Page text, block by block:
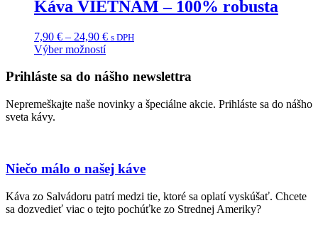
Káva VIETNAM – 100% robusta
7,90 € – 24,90 €Price
through
s DPH
Výber možností
produkt
viacero
variantov.
Možnosti
vybrať
na
produktu.
Prihláste sa do nášho newslettra
Nepremeškajte naše novinky a špeciálne akcie. Prihláste sa do nášho
sveta kávy.
Niečo málo o našej káve
Káva zo Salvádoru patrí medzi tie, ktoré sa oplatí vyskúšať. Chcete
sa dozvedieť viac o tejto pochúťke zo Strednej Ameriky?